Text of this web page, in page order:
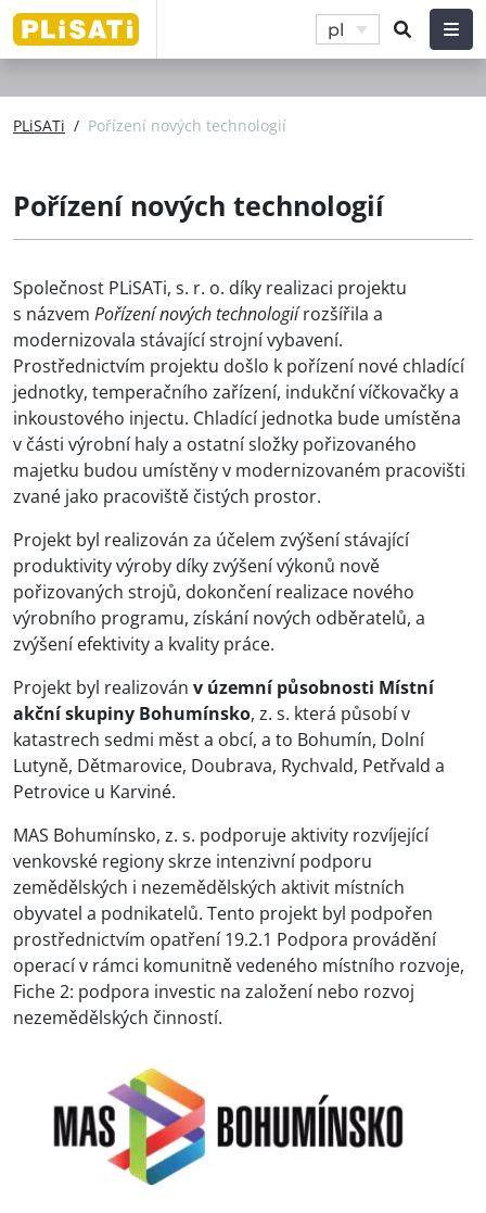
pl
PLiSATi / Pořízení nových technologií
Pořízení nových technologií
Společnost PLiSATi, s. r. o. díky realizaci projektu
s názvem Pořízení nových technologiírozšířila a
modernizovala stávající strojní vybavení.
Prostřednictvím projektu došlo k pořízení nové chladící
jednotky, temperačního zařízení, indukční víčkovačky a
inkoustového injectu. Chladící jednotka bude umístěna
v části výrobní haly a ostatní složky pořizovaného
majetku budou umístěny v modernizovaném pracovišti
zvané jako pracoviště čistých prostor.
Projekt byl realizován za účelem zvýšení stávající
produktivity výroby díky zvýšení výkonů nově
pořizovaných strojů, dokončení realizace nového
výrobního programu, získání nových odběratelů, a
zvýšení efektivity a kvality práce.
Projekt byl realizován v územní působnosti Místní
akční skupiny Bohumínsko, z. s. která působí v
katastrech sedmi měst a obcí, a to Bohumín, Dolní
Lutyně, Dětmarovice, Doubrava, Rychvald, Petřvald a
Petrovice u Karviné.
MAS Bohumínsko, z. s. podporuje aktivity rozvíjející
venkovské regiony skrze intenzivní podporu
zemědělských i nezemědělských aktivit místních
obyvatel a podnikatelů. Tento projekt byl podpořen
prostřednictvím opatření 19.2.1 Podpora provádění
operací v rámci komunitně vedeného místního rozvoje,
Fiche 2: podpora investic na založení nebo rozvoj
nezemědělských činností.